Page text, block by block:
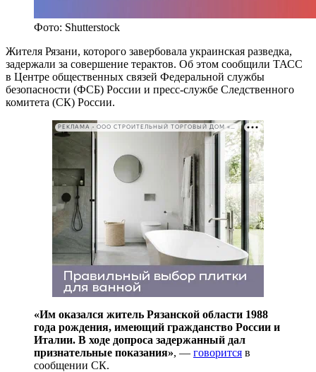
Фото: Shutterstock
Жителя Рязани, которого завербовала украинская разведка,
задержали за совершение терактов. Об этом сообщили ТАСС
в Центре общественных связей Федеральной службы
безопасности (ФСБ) России и пресс-службе Следственного
комитета (СК) России.
РЕКЛАМА • ООО СТРОИТЕЛЬНЫЙ ТОРГОВЫЙ ДОМ «ПЕТРОВИЧ». ИНН: 7802348846
«Им оказался житель Рязанской области 1988
года рождения, имеющий гражданство России и
Италии. В ходе допроса задержанный дал
признательные показания»‎, — говорится в
сообщении СК.